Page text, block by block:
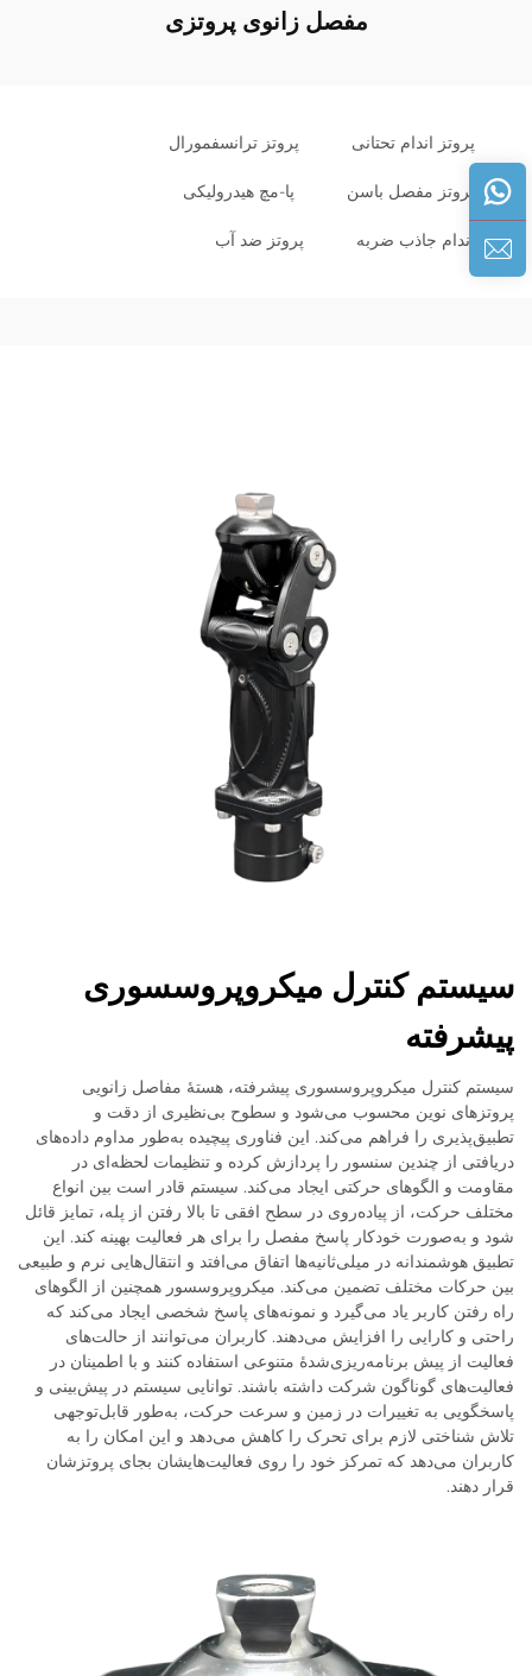
مفصل زانوی پروتزی
پروتز اندام تحتانی پروتز ترانسفمورال
پروتز مفصل باسن پا-مچ هیدرولیکی
اندام جاذب ضربه پروتز ضد آب
سیستم کنترل میکروپروسسوری
پیشرفته
سیستم کنترل میکروپروسسوری پیشرفته، هستهٔ مفاصل زانویی
پروتزهای نوین محسوب می‌شود و سطوح بی‌نظیری از دقت و
تطبیق‌پذیری را فراهم می‌کند. این فناوری پیچیده به‌طور مداوم داده‌های
دریافتی از چندین سنسور را پردازش کرده و تنظیمات لحظه‌ای در
مقاومت و الگوهای حرکتی ایجاد می‌کند. سیستم قادر است بین انواع
مختلف حرکت، از پیاده‌روی در سطح افقی تا بالا رفتن از پله، تمایز قائل
شود و به‌صورت خودکار پاسخ مفصل را برای هر فعالیت بهینه کند. این
تطبیق هوشمندانه در میلی‌ثانیه‌ها اتفاق می‌افتد و انتقال‌هایی نرم و طبیعی
بین حرکات مختلف تضمین می‌کند. میکروپروسسور همچنین از الگوهای
راه رفتن کاربر یاد می‌گیرد و نمونه‌های پاسخ شخصی ایجاد می‌کند که
راحتی و کارایی را افزایش می‌دهند. کاربران می‌توانند از حالت‌های
فعالیت از پیش برنامه‌ریزی‌شدهٔ متنوعی استفاده کنند و با اطمینان در
فعالیت‌های گوناگون شرکت داشته باشند. توانایی سیستم در پیش‌بینی و
پاسخگویی به تغییرات در زمین و سرعت حرکت، به‌طور قابل‌توجهی
تلاش شناختی لازم برای تحرک را کاهش می‌دهد و این امکان را به
کاربران می‌دهد که تمرکز خود را روی فعالیت‌هایشان بجای پروتزشان
قرار دهند.